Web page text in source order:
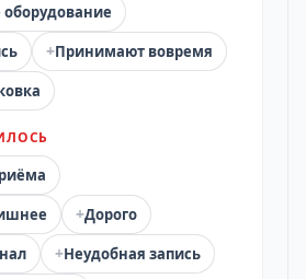
+Принимают вовремя
+Дорого
+Неудобная запись